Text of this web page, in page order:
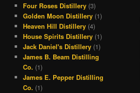
Four Roses Distillery(3)
Golden Moon Distillery(1)
Heaven Hill Distillery(4)
House Spirits Distillery(1)
Jack Daniel's Distillery(1)
James B. Beam Distilling
Co. (1)
James E. Pepper Distilling
Co. (1)